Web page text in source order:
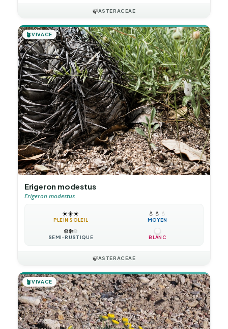
🍃ASTERACEAE
🪴VIVACE
Erigeron modestus
Erigeron modestus
☀️☀️☀️
PLEIN SOLEIL
💧 💧 💧
MOYEN
❄️❄️❄️
SEMI-RUSTIQUE BLANC
🍃ASTERACEAE
🪴VIVACE